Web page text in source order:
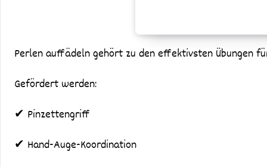
Perlen auffädeln gehört zu den effektivsten Übungen
Gefördert werden:
✔ Pinzettengriff
✔ Hand-Auge-Koordination